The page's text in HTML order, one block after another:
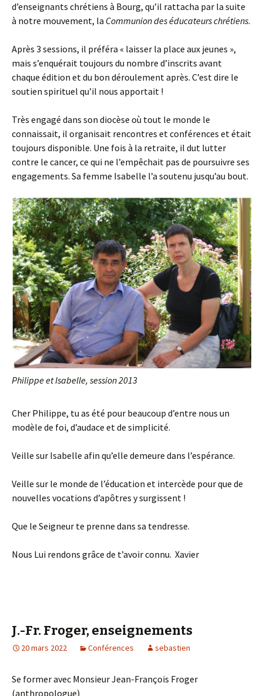
d’enseignants chrétiens à Bourg, qu’il rattacha par la suite
à notre mouvement, la Communion des éducateurs chrétiens.
Après 3 sessions, il préféra « laisser la place aux jeunes »,
mais s’enquérait toujours du nombre d’inscrits avant
chaque édition et du bon déroulement après. C’est dire le
soutien spirituel qu’il nous apportait !
Très engagé dans son diocèse où tout le monde le
connaissait, il organisait rencontres et conférences et était
toujours disponible. Une fois à la retraite, il dut lutter
contre le cancer, ce qui ne l’empêchait pas de poursuivre ses
engagements. Sa femme Isabelle l’a soutenu jusqu’au bout.
Philippe et Isabelle, session 2013
Cher Philippe, tu as été pour beaucoup d’entre nous un
modèle de foi, d’audace et de simplicité.
Veille sur Isabelle afin qu’elle demeure dans l’espérance.
Veille sur le monde de l’éducation et intercède pour que de
nouvelles vocations d’apôtres y surgissent !
Que le Seigneur te prenne dans sa tendresse.
Nous Lui rendons grâce de t’avoir connu. Xavier
J.-Fr. Froger, enseignements
20 mars 2022 Conférences sebastien
Se former avec Monsieur Jean-François Froger
(anthropologue)